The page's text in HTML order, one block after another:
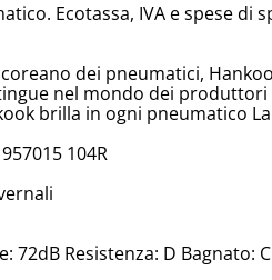
Ecotassa, IVA e spese di
dei pneumatici,
nel mondo dei produttori
brilla in ogni pneumatico
104R
72dB Resistenza: D Bagnato: C